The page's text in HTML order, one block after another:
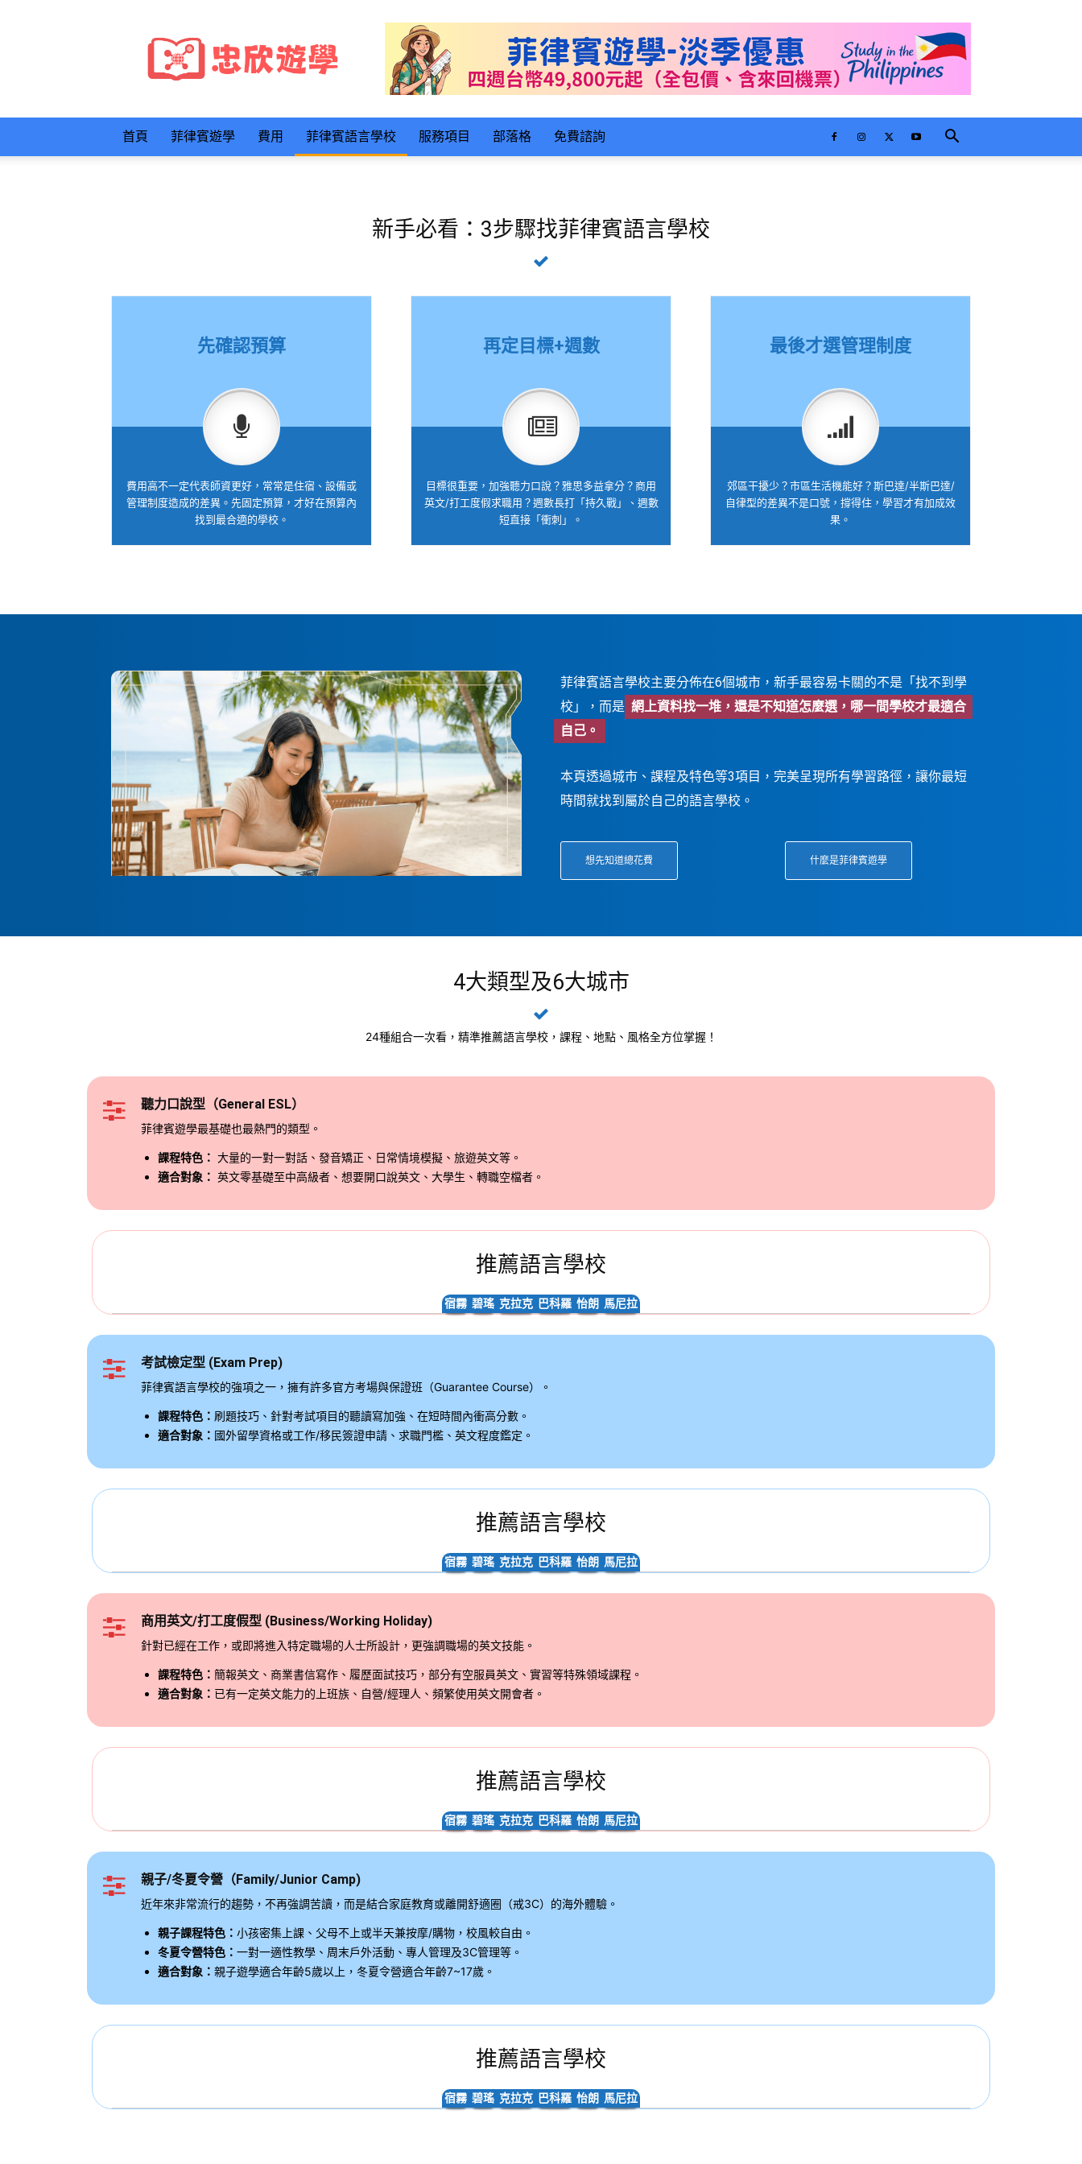
欣
遊
首頁 菲律賓遊學 費用 菲律賓語言學校 服務項目 部落格 免費諮詢
新手必看：3步驟找菲律賓語言學校
先確認預算
費用高不一定代表師資更好，常常是住宿、設備或
管理制度造成的差異。先固定預算，才好在預算內
找到最合適的學校。
再定目標+週數
目標很重要，加強聽力口說？雅思多益拿分？商用
英文/打工度假求職用？週數長打「持久戰」、週數
短直接「衝刺」。
最後才選管理制度
郊區干擾少？市區生活機能好？斯巴達/半斯巴達/
自律型的差異不是口號，撐得住，學習才有加成效
果。
菲律賓語言學校主要分佈在6個城市，新手最容易卡關的不是「找不到學
校」，而是 網上資料找一堆，還是不知道怎麼選，哪一間學校才最適合
自己。
本頁透過城市、課程及特色等3項目，完美呈現所有學習路徑，讓你最短
時間就找到屬於自己的語言學校。
想先知道總花費 什麼是菲律賓遊學
4大類型及6大城市
24種組合一次看，精準推薦語言學校，課程、地點、風格全方位掌握！
聽力口說型（General ESL）
菲律賓遊學最基礎也最熱門的類型。
課程特色： 大量的一對一對話、發音矯正、日常情境模擬、旅遊英文等。
適合對象： 英文零基礎至中高級者、想要開口說英文、大學生、轉職空檔者。
推薦語言學校
宿霧 碧瑤 克拉克 巴科羅 怡朗 馬尼拉
考試檢定型 (Exam Prep)
菲律賓語言學校的強項之一，擁有許多官方考場與保證班（Guarantee Course）。
課程特色： 刷題技巧、針對考試項目的聽讀寫加強、在短時間內衝高分數。
適合對象： 國外留學資格或工作/移民簽證申請、求職門檻、英文程度鑑定。
推薦語言學校
宿霧 碧瑤 克拉克 巴科羅 怡朗 馬尼拉
商用英文/打工度假型 (Business/Working Holiday)
針對已經在工作，或即將進入特定職場的人士所設計，更強調職場的英文技能。
課程特色： 簡報英文、商業書信寫作、履歷面試技巧，部分有空服員英文、實習等特殊領域課程。
適合對象： 已有一定英文能力的上班族、自營/經理人、頻繁使用英文開會者。
推薦語言學校
宿霧 碧瑤 克拉克 巴科羅 怡朗 馬尼拉
親子/冬夏令營（Family/Junior Camp)
近年來非常流行的趨勢，不再強調苦讀，而是結合家庭教育或離開舒適圈（戒3C）的海外體驗。
親子課程特色： 小孩密集上課、父母不上或半天兼按摩/購物，校風較自由。
冬夏令營特色： 一對一適性教學、周末戶外活動、專人管理及3C管理等。
適合對象： 親子遊學適合年齡5歲以上，冬夏令營適合年齡7~17歲。
推薦語言學校
宿霧 碧瑤 克拉克 巴科羅 怡朗 馬尼拉